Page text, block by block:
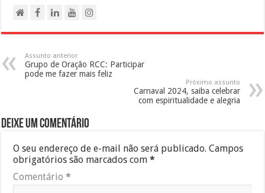
Assunto anterior
Grupo de Oração RCC: Participar
pode me fazer mais feliz
Próximo assunto
Carnaval 2024, saiba celebrar
com espiritualidade e alegria
Deixe um comentário
O seu endereço de e-mail não será publicado. Campos
obrigatórios são marcados com*
Comentário*